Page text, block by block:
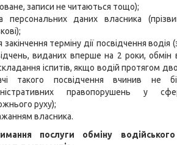
записи не читаються тощо);
персональних даних власника
закінчення терміну дії посвідчення
виданих вперше на 2 роки, обмін
іспитів, якщо водій протягом
такого посвідчення вчинив не
правопорушень у
руху);
власника.
послуги обміну